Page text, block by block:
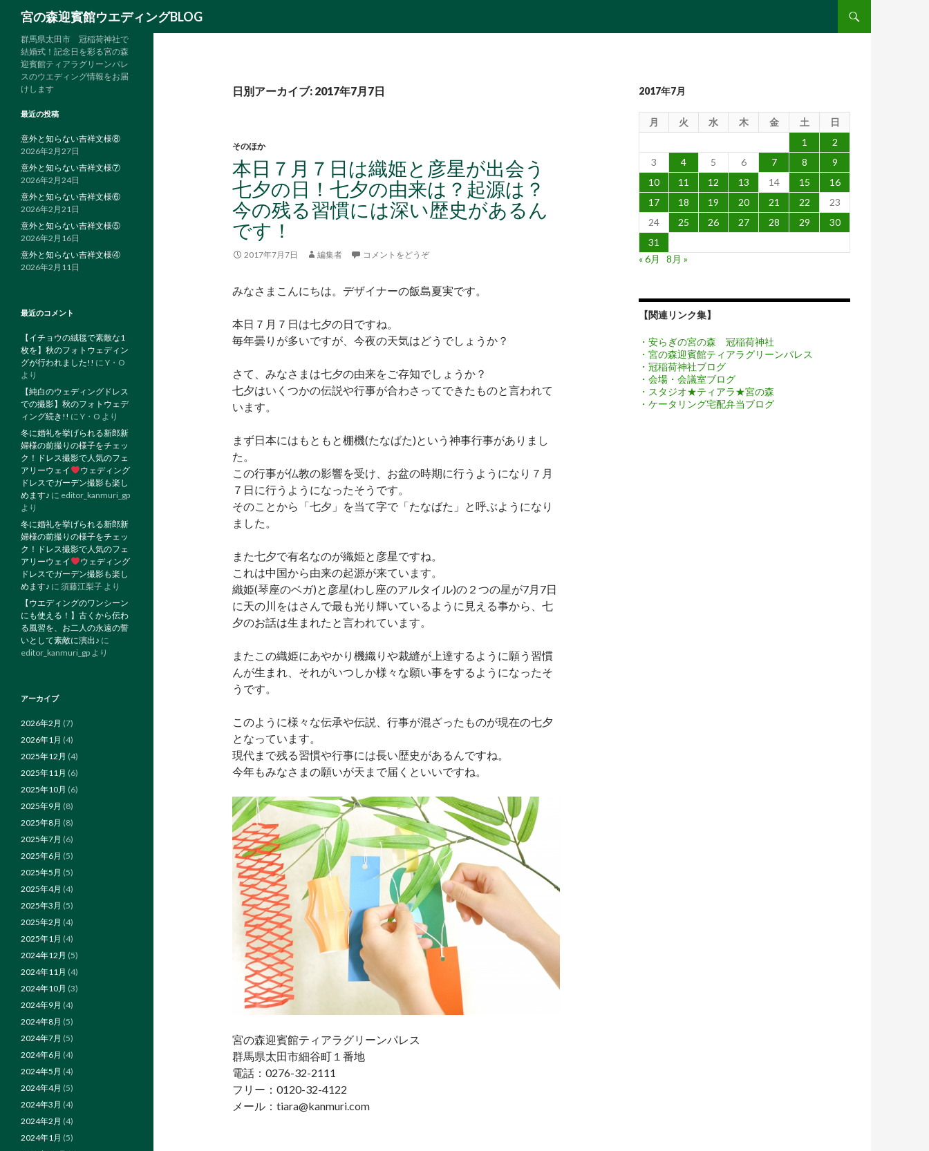
宮の森迎賓館ウエディングBLOG
日別アーカイブ: 2017年7月7日
そのほか
本日７月７日は織姫と彦星が出会う
七夕の日！七夕の由来は？起源は？
今の残る習慣には深い歴史があるん
です！
2017年7月7日 編集者 コメントをどうぞ
みなさまこんにちは。デザイナーの飯島夏実です。
本日７月７日は七夕の日ですね。
毎年曇りが多いですが、今夜の天気はどうでしょうか？
さて、みなさまは七夕の由来をご存知でしょうか？
七夕はいくつかの伝説や行事が合わさってできたものと言われて
います。
まず日本にはもともと棚機(たなばた)という神事行事がありまし
た。
この行事が仏教の影響を受け、お盆の時期に行うようになり７月
７日に行うようになったそうです。
そのことから「七夕」を当て字で「たなばた」と呼ぶようになり
ました。
また七夕で有名なのが織姫と彦星ですね。
これは中国から由来の起源が来ています。
織姫(琴座のベガ)と彦星(わし座のアルタイル)の２つの星が7月7日
に天の川をはさんで最も光り輝いているように見える事から、七
夕のお話は生まれたと言われています。
またこの織姫にあやかり機織りや裁縫が上達するように願う習慣
んが生まれ、それがいつしか様々な願い事をするようになったそ
うです。
このように様々な伝承や伝説、行事が混ざったものが現在の七夕
となっています。
現代まで残る習慣や行事には長い歴史があるんですね。
今年もみなさまの願いが天まで届くといいですね。
宮の森迎賓館ティアラグリーンパレス
群馬県太田市細谷町１番地
電話：0276-32-2111
フリー：0120-32-4122
メール：tiara@kanmuri.com
2017年7月
月 火 水 木 金 土
日
1
2
3
4 5 6 7 8
9
10
11 12 13 14 15
16
17
18 19 20 21 22
23
24
25 26 27 28 29
30
31
« 6月
8月 »
【関連リンク集】
・安らぎの宮の森 冠稲荷神社
・宮の森迎賓館ティアラグリーンパレス
・冠稲荷神社ブログ
・会場・会議室ブログ
・スタジオ★ティアラ★宮の森
・ケータリング宅配弁当ブログ
群馬県太田市 冠稲荷神社で
結婚式！記念日を彩る宮の森
迎賓館ティアラグリーンパレ
スのウエディング情報をお届
けします
最近の投稿
意外と知らない吉祥文様⑧
2026年2月27日
意外と知らない吉祥文様⑦
2026年2月24日
意外と知らない吉祥文様⑥
2026年2月21日
意外と知らない吉祥文様⑤
2026年2月16日
意外と知らない吉祥文様④
2026年2月11日
最近のコメント
【イチョウの絨毯で素敵な1
枚を】秋のフォトウェディン
グが行われました!! に Y・O
より
【純白のウェディングドレス
での撮影】秋のフォトウェデ
ィング続き!! に Y・O より
冬に婚礼を挙げられる新郎新
婦様の前撮りの様子をチェッ
ク！ドレス撮影で人気のフェ
アリーウェイ
ウェディング
ドレスでガーデン撮影も楽し
めます♪ に editor_kanmuri_gp
より
冬に婚礼を挙げられる新郎新
婦様の前撮りの様子をチェッ
ク！ドレス撮影で人気のフェ
アリーウェイ
ウェディング
ドレスでガーデン撮影も楽し
めます♪ に 須藤江梨子 より
【ウエディングのワンシーン
にも使える！】古くから伝わ
る風習を、お二人の永遠の誓
いとして素敵に演出♪ に
editor_kanmuri_gp より
アーカイブ
2026年2月 (7)
2026年1月 (4)
2025年12月 (4)
2025年11月 (6)
2025年10月 (6)
2025年9月 (8)
2025年8月 (8)
2025年7月 (6)
2025年6月 (5)
2025年5月 (5)
2025年4月 (4)
2025年3月 (5)
2025年2月 (4)
2025年1月 (4)
2024年12月 (5)
2024年11月 (4)
2024年10月 (3)
2024年9月 (4)
2024年8月 (5)
2024年7月 (5)
2024年6月 (4)
2024年5月 (4)
2024年4月 (5)
2024年3月 (4)
2024年2月 (4)
2024年1月 (5)